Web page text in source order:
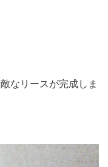
なリースが完成しま